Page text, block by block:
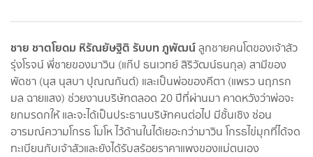
ชาย ชาตโยดม หิรัณยัษฐิติรับบท ภูพัฒน์ลูกชายคนโตของเจ้าสัว
รุ่งโรจน์ พี่ชายของมาวิน (แก๊ป ธนเวทย์ สิริวัฒน์ธนกุล) สามีของ
พัดชา (นุส นุสบา ปุณณกันต์) และเป็นพ่อของคีตา (แพรว นฤภรก
มล ฉายแสง) ช่วยงานบริษัทตลอด 20 ปีที่ผ่านมา คาดหวังว่าพ่อจะ
ยกมรดกให้ และจะได้เป็นประธานบริษัทคนต่อไป มีชั้นเชิง ซ่อน
อารมณ์ความโกรธ โมโห ไว้ด้านในได้เยอะกว่ามาวิน โกรธไข่มุกที่ได้จด
ทะเบียนกับเจ้าสัวและยังได้รับสร้อยราคาแพงของแม่ตนเอง